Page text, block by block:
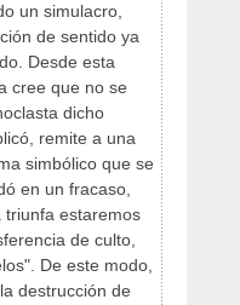
un simulacro,
de sentido ya
Desde esta
cree que no se
dicho
remite a una
simbólico que se
en un fracaso,
triunfa estaremos
de culto,
De este modo,
destrucción de